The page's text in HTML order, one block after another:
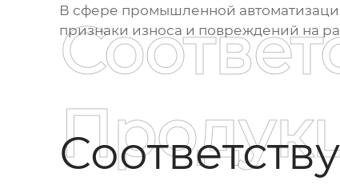
В сфере промышленной
признаки износа и повреждений на